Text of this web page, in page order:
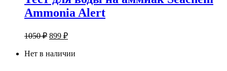
Ammonia Alert
1050₽ Первоначальная
составляла
899 ₽Текущая
899 ₽.
Нет в наличии